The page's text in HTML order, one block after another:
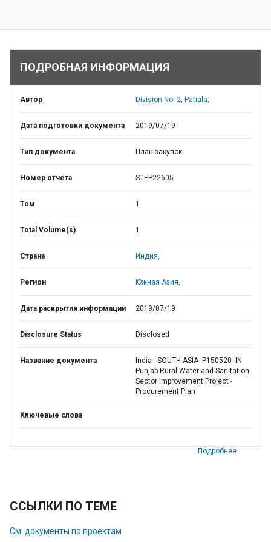
ПОДРОБНАЯ ИНФОРМАЦИЯ
Автор Division No. 2, Patiala;
Дата подготовки документа 2019/07/19
Тип документа План закупок
Номер отчета STEP22605
Том 1
Total Volume(s) 1
Страна Индия,
Регион Южная Азия,
Дата раскрытия информации 2019/07/19
Disclosure Status Disclosed
Название документа
India - SOUTH ASIA- P150520- IN
Punjab Rural Water and Sanitation
Sector Improvement Project -
Procurement Plan
Ключевые слова
Подробнее
ССЫЛКИ ПО ТЕМЕ
См. документы по проектам